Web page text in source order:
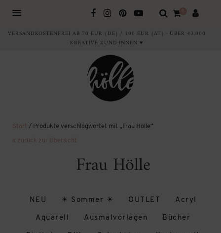
0
VERSANDKOSTENFREI AB 70 EUR (DE) / 100 EUR (AT) · ÜBER 43.000
KREATIVE KUND:INNEN ♥
Start / Produkte verschlagwortet mit „Frau Hölle“
« zurück zur Übersicht
Frau Hölle
NEU ☀ Sommer ☀ OUTLET Acryl
Aquarell Ausmalvorlagen Bücher